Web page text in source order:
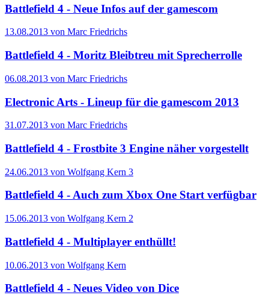
Battlefield 4 - Neue Infos auf der gamescom
13.08.2013 von Marc Friedrichs
Battlefield 4 - Moritz Bleibtreu mit Sprecherrolle
06.08.2013 von Marc Friedrichs
Electronic Arts - Lineup für die gamescom 2013
31.07.2013 von Marc Friedrichs
Battlefield 4 - Frostbite 3 Engine näher vorgestellt
24.06.2013 von Wolfgang Kern 3
Battlefield 4 - Auch zum Xbox One Start verfügbar
15.06.2013 von Wolfgang Kern 2
Battlefield 4 - Multiplayer enthüllt!
10.06.2013 von Wolfgang Kern
Battlefield 4 - Neues Video von Dice